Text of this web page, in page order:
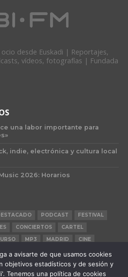
desde Euskadi | Reportajes,
vídeos, fotografías | Fundada
una labor importante para
indie, electrónica y cultura local
2026: Horarios
PODCAST
FESTIVAL
CONCIERTOS
CARTEL
MP3 MADRID
CINE
CARNE CRUDA
CRÓNICA
a avisarte de que usamos cookies
objetivos estadísticos y de sesión y
Tenemos una política de cookies